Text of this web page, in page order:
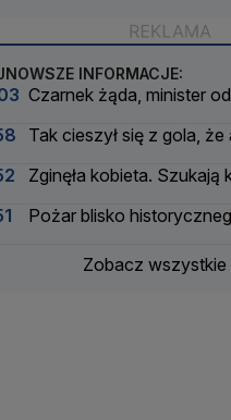
INFORMACJE:
Czarnek żąda, minister
Tak cieszył się z gola, że
Zginęła kobieta. Szukają
Pożar blisko
Zobacz wszystkie